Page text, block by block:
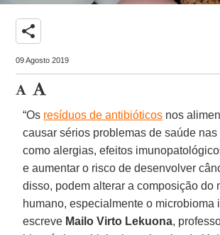
share
09 Agosto 2019
“Os resíduos de antibióticos nos
causar sérios problemas de saúde nas
como alergias, efeitos
e aumentar o risco de desenvolver
disso, podem alterar a composição do
humano, especialmente o microbioma
escreve Mailo Virto Lekuona,